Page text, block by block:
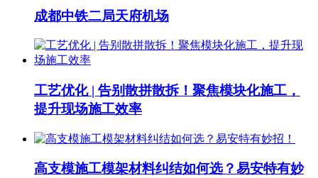
成都中铁二局天府机场
工艺优化 | 告别散拼散拆！聚焦模块化施工，
提升现场施工效率
高支模施工模架材料纠结如何选？易安特有妙